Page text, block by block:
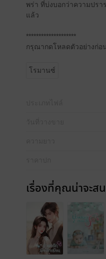
พร่า ที่บ่งบอกว่าความปรา
แล้ว
********************
กรุณากดโหลดตัวอย่างก่
โรมานซ์
เรื่องที่คุณน่าจะส